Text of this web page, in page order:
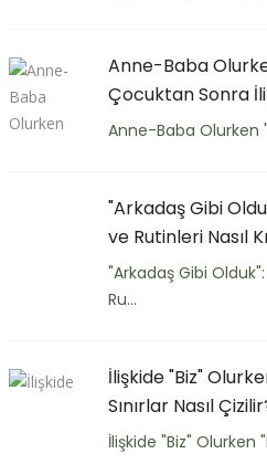
Anne-Baba
Çocuktan Sonra
Anne-Baba Olurken
"Arkadaş Gibi
ve Rutinleri Nasıl
"Arkadaş Gibi
Ru...
İlişkide "Biz"
Sınırlar Nasıl
İlişkide "Biz" Olurken